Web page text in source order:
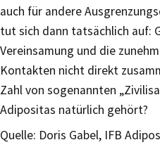
auch für andere
tut sich dann tatsächlich auf:
Vereinsamung und die
Kontakten nicht direkt
Zahl von sogenannten
Adipositas natürlich gehört?
Quelle: Doris Gabel, IFB